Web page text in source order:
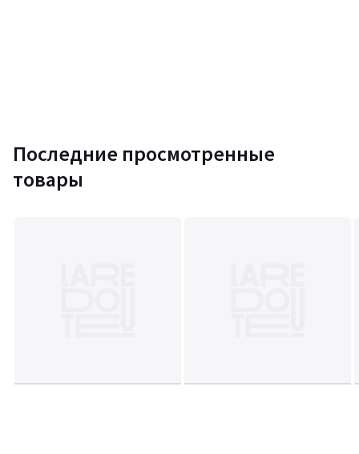
Последние просмотренные
товары